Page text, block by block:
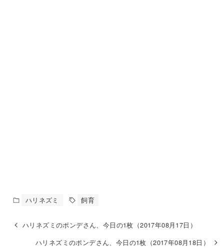
ハリネズミ 飼育
ハリネズミのポンデさん、今日の1枚（2017年08月17日）
ハリネズミのポンデさん、今日の1枚（2017年08月18日）